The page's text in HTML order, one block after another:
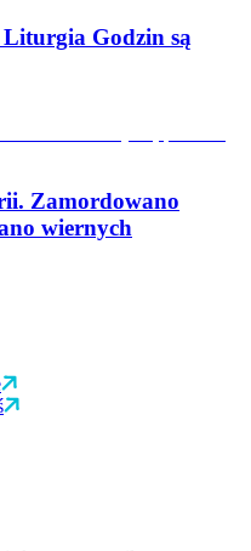
Godzin są
Zamordowano
wiernych